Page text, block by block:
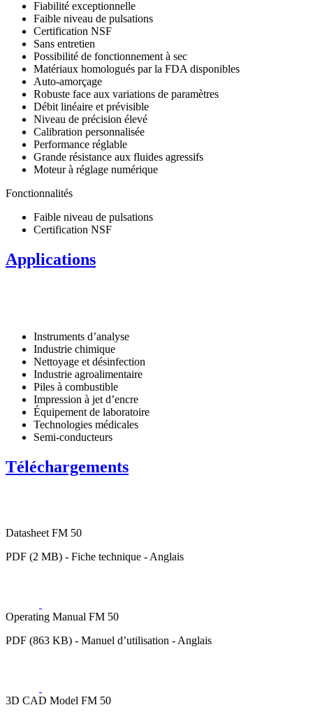
Fiabilité exceptionnelle
Faible niveau de pulsations
Certification NSF
Sans entretien
Possibilité de fonctionnement à sec
Matériaux homologués par la FDA disponibles
Auto-amorçage
Robuste face aux variations de paramètres
Débit linéaire et prévisible
Niveau de précision élevé
Calibration personnalisée
Performance réglable
Grande résistance aux fluides agressifs
Moteur à réglage numérique
Fonctionnalités
Faible niveau de pulsations
Certification NSF
Applications
Instruments d’analyse
Industrie chimique
Nettoyage et désinfection
Industrie agroalimentaire
Piles à combustible
Impression à jet d’encre
Équipement de laboratoire
Technologies médicales
Semi-conducteurs
Téléchargements
Datasheet FM 50
PDF (2 MB) - Fiche technique - Anglais
Operating Manual FM 50
PDF (863 KB) - Manuel d’utilisation - Anglais
3D CAD Model FM 50